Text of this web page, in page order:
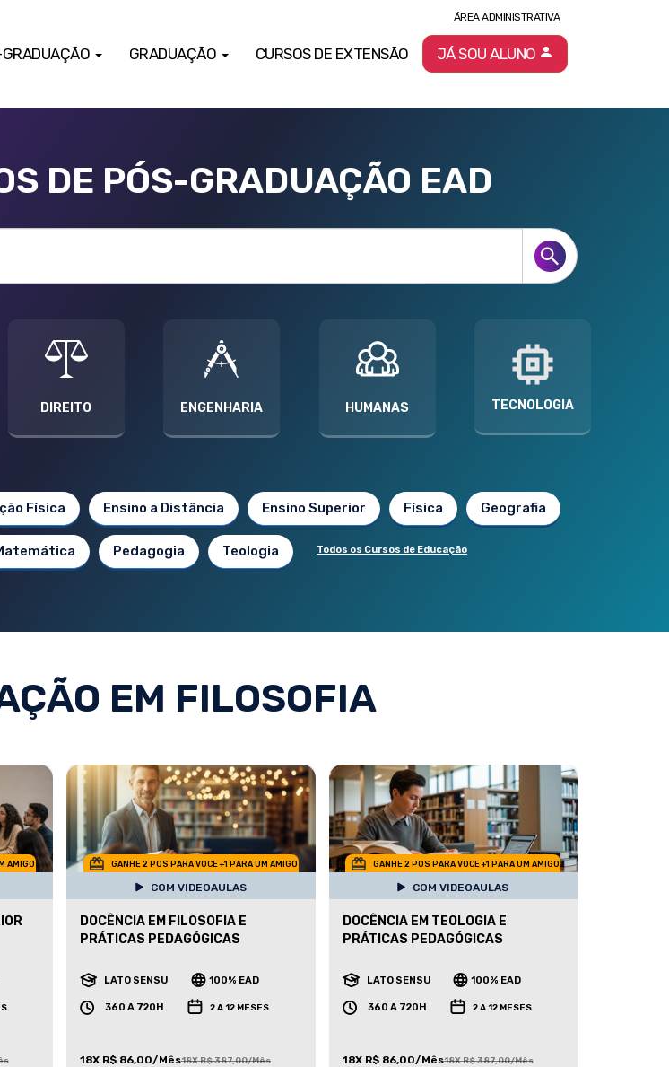
GRADUAÇÃO CURSOS DE EXTENSÃO
ÁREA ADMINISTRATIVA
JÁ SOU ALUNO
DE PÓS-GRADUAÇÃO EAD
DIREITO ENGENHARIA HUMANAS TECNOLOGIA
Física Ensino a Distância Ensino Superior Física Geografia
Pedagogia Teologia Todos os Cursos de Educação
EM FILOSOFIA
AMIGO GANHE 2 POS PARA VOCE +1 PARA UM AMIGO
COM VIDEOAULAS
DOCÊNCIA EM FILOSOFIA E
PRÁTICAS PEDAGÓGICAS
LATO SENSU 100% EAD
360 A 720H 2 A 12 MESES
18X R$ 86,00/Mês18X R$ 387,00/Mês
GANHE 2 POS PARA VOCE +1 PARA UM AMIGO
COM VIDEOAULAS
DOCÊNCIA EM TEOLOGIA E
PRÁTICAS PEDAGÓGICAS
LATO SENSU 100% EAD
360 A 720H 2 A 12 MESES
18X R$ 86,00/Mês18X R$ 387,00/Mês